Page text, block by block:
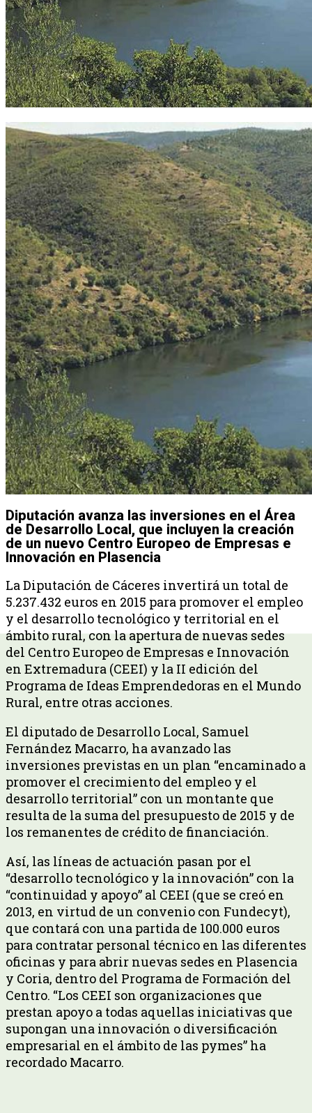
Diputación avanza las inversiones en el Área
de Desarrollo Local, que incluyen la creación
de un nuevo Centro Europeo de Empresas e
Innovación en Plasencia
La Diputación de Cáceres invertirá un total de
5.237.432 euros en 2015 para promover el empleo
y el desarrollo tecnológico y territorial en el
ámbito rural, con la apertura de nuevas sedes
del Centro Europeo de Empresas e Innovación
en Extremadura (CEEI) y la II edición del
Programa de Ideas Emprendedoras en el Mundo
Rural, entre otras acciones.
El diputado de Desarrollo Local, Samuel
Fernández Macarro, ha avanzado las
inversiones previstas en un plan “encaminado a
promover el crecimiento del empleo y el
desarrollo territorial” con un montante que
resulta de la suma del presupuesto de 2015 y de
los remanentes de crédito de financiación.
Así, las líneas de actuación pasan por el
“desarrollo tecnológico y la innovación” con la
“continuidad y apoyo” al CEEI (que se creó en
2013, en virtud de un convenio con Fundecyt),
que contará con una partida de 100.000 euros
para contratar personal técnico en las diferentes
oficinas y para abrir nuevas sedes en Plasencia
y Coria, dentro del Programa de Formación del
Centro. “Los CEEI son organizaciones que
prestan apoyo a todas aquellas iniciativas que
supongan una innovación o diversificación
empresarial en el ámbito de las pymes” ha
recordado Macarro.